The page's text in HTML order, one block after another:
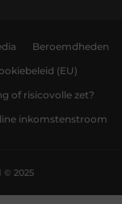
Beroemdheden
(EU)
of risicovolle zet?
inkomstenstroom
© 2025